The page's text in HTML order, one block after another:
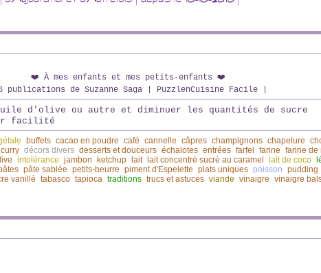
❤️ À mes enfants et mes petits-enfants ❤️
publications de Suzanne Saga | PuzzlenCuisine Facile |
d'olive ou autre et diminuer les quantités de sucre
facilité
buffets cacao en poudre café cannelle câpres champignons chapelure
curry décors divers desserts et douceurs échalotes entrées farfel farine farine de
intolérance jambon ketchup lait lait concentré sucré au caramel lait de coco
pâte sablée petits-beurre piment d'Espelette plats uniques poisson pudding
vanillé tabasco tapioca traditions trucs et astuces viande vinaigre vinaigre